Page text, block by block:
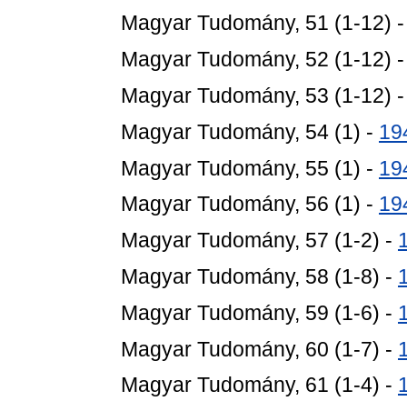
Magyar Tudomány, 51 (1-12)
Magyar Tudomány, 52 (1-12)
Magyar Tudomány, 53 (1-12)
Magyar Tudomány, 54 (1) -
Magyar Tudomány, 55 (1) -
Magyar Tudomány, 56 (1) -
Magyar Tudomány, 57 (1-2) -
Magyar Tudomány, 58 (1-8) -
Magyar Tudomány, 59 (1-6) -
Magyar Tudomány, 60 (1-7) -
Magyar Tudomány, 61 (1-4) -